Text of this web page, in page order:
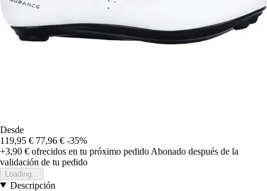
Desde
119,95 € 77,96 € -35%
+3,90 € ofrecidos en tu próximo pedido Abonado después de la
validación de tu pedido
Loading...
Descripción